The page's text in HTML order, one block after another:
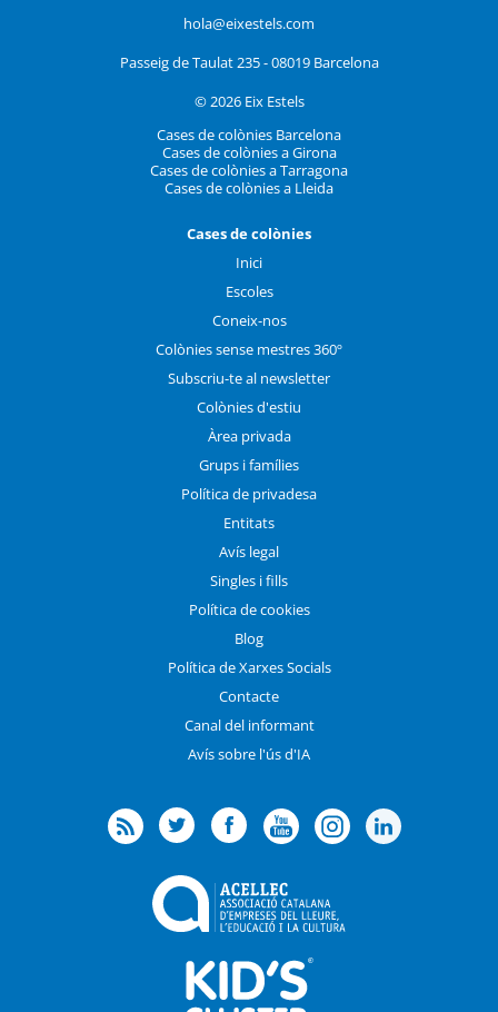
hola@eixestels.com
Passeig de Taulat 235 - 08019 Barcelona
© 2026 Eix Estels
Cases de colònies Barcelona
Cases de colònies a Girona
Cases de colònies a Tarragona
Cases de colònies a Lleida
Cases de colònies
Inici
Escoles
Coneix-nos
Colònies sense mestres 360º
Subscriu-te al newsletter
Colònies d'estiu
Àrea privada
Grups i famílies
Política de privadesa
Entitats
Avís legal
Singles i fills
Política de cookies
Blog
Política de Xarxes Socials
Contacte
Canal del informant
Avís sobre l'ús d'IA